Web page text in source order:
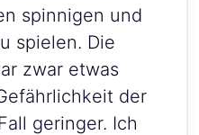
spinnigen und
spielen. Die
zwar etwas
der
geringer. Ich